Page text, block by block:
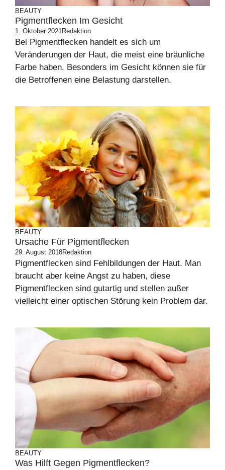
BEAUTY
Pigmentflecken Im Gesicht
1. Oktober 2021Redaktion
Bei Pigmentflecken handelt es sich um
Veränderungen der Haut, die meist eine bräunliche
Farbe haben. Besonders im Gesicht können sie für
die Betroffenen eine Belastung darstellen.
BEAUTY
Ursache Für Pigmentflecken
29. August 2018Redaktion
Pigmentflecken sind Fehlbildungen der Haut. Man
braucht aber keine Angst zu haben, diese
Pigmentflecken sind gutartig und stellen außer
vielleicht einer optischen Störung kein Problem dar.
BEAUTY
Was Hilft Gegen Pigmentflecken?